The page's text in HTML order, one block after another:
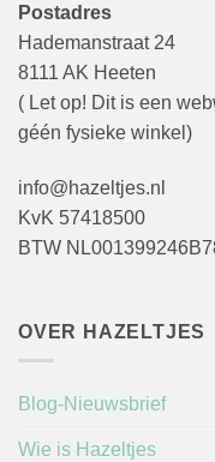
Postadres
Hademanstraat 24
8111 AK Heeten
( Let op! Dit is een
géén fysieke winkel)
info@hazeltjes.nl
KvK 57418500
BTW
OVER HAZELTJES
Blog-Nieuwsbrief
Wie is Hazeltjes